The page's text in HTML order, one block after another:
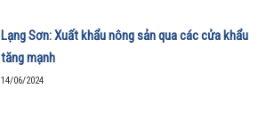
Lạng Sơn: Xuất khẩu nông sản qua các cửa khẩu
tăng mạnh
14/06/2024